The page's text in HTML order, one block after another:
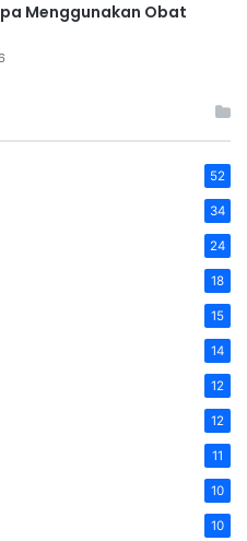
Menggunakan Obat
52
34
24
18
15
14
12
12
11
10
10